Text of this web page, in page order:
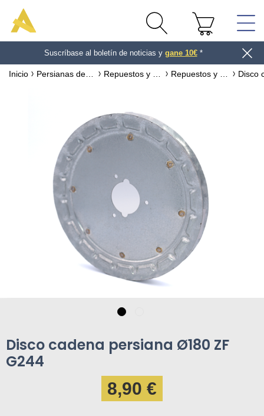
Suscríbase al boletín de noticias y gane 10€*
Inicio
Disco cadena persiana Ø180 ZF
G244
8,90 €